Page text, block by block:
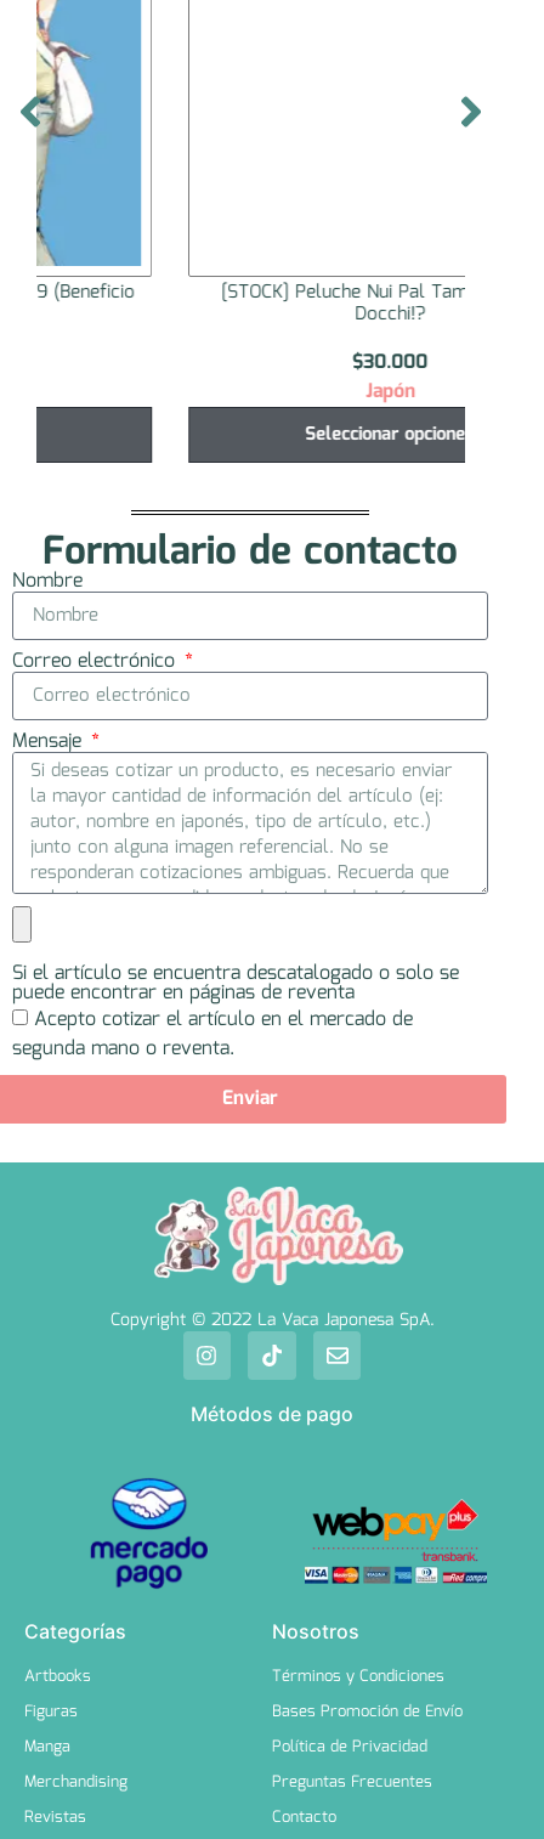
[STOCK] Peluche Nui Pal Tamon-kun Ima
Seleccionar opciones
Formulario de contacto
Nombre
Correo electrónico
Mensaje
Si el artículo se encuentra descatalogado o solo se
puede encontrar en páginas de reventa
Acepto cotizar el artículo en el mercado de
segunda mano o reventa.
Enviar
Copyright © 2022 La Vaca Japonesa SpA.
Métodos de pago
Categorías
Artbooks
Figuras
Manga
Merchandising
Revistas
Nosotros
Términos y Condiciones
Bases Promoción de Envío
Política de Privacidad
Preguntas Frecuentes
Contacto